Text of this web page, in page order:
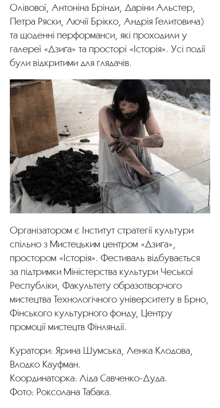
Олівової, Антоніна Брінди, Даріни Альстер,
Петра Ряски, Лючії Брікко, Андрія Гелитовича)
та щоденні перформанси, які проходили у
галереї «Дзиґа» та просторі «Історія». Усі події
були відкритими для глядачів.
Організатором є Інститут стратегії культури
спільно з Мистецьким центром «Дзиґа»,
простором «Історія». Фестиваль відбувається
за підтримки Міністерства культури Чеської
Республіки, Факультету образотворчого
мистецтва Технологічного університету в Брно,
Фінського культурного фонду, Центру
промоції мистецтв Фінляндії.
Куратори: Ярина Шумська, Ленка Клодова,
Влодко Кауфман.
Координаторка: Ліда Савченко-Дуда.
Фото: Роксолана Табака.